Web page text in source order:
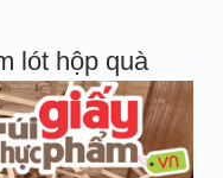
lót hộp quà